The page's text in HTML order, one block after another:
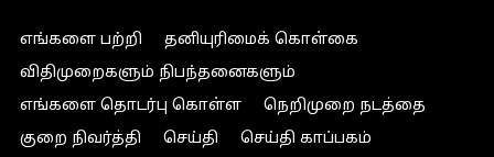
எங்களை பற்றி
தனியுரிமைக் கொள்கை
விதிமுறைகளும் நிபந்தனைகளும்
எங்களை தொடர்பு கொள்ள
நெறிமுறை நடத்தை
குறை நிவர்த்தி
செய்தி செய்தி காப்பகம்